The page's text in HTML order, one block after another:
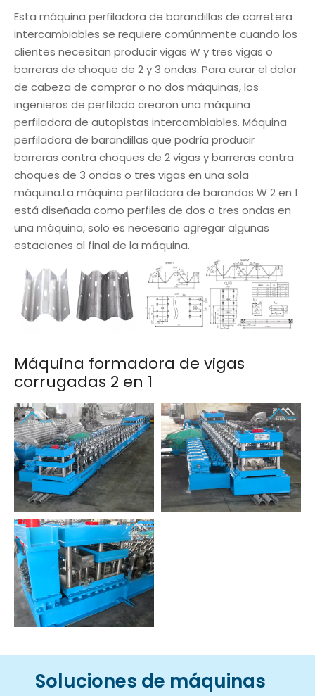
Esta máquina perfiladora de barandillas de carretera
intercambiables se requiere comúnmente cuando los
clientes necesitan producir vigas W y tres vigas o
barreras de choque de 2 y 3 ondas. Para curar el dolor
de cabeza de comprar o no dos máquinas, los
ingenieros de perfilado crearon una máquina
perfiladora de autopistas intercambiables. Máquina
perfiladora de barandillas que podría producir
barreras contra choques de 2 vigas y barreras contra
choques de 3 ondas o tres vigas en una sola
máquina.La máquina perfiladora de barandas W 2 en 1
está diseñada como perfiles de dos o tres ondas en
una máquina, solo es necesario agregar algunas
estaciones al final de la máquina.
Máquina formadora de vigas
corrugadas 2 en 1
Soluciones de máquinas